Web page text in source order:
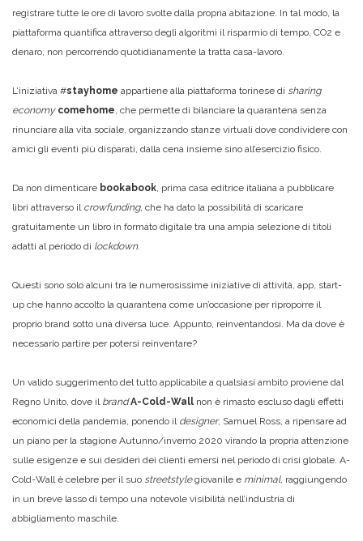
registrare tutte le ore di lavoro svolte dalla propria abitazione. In tal modo, la
piattaforma quantifica attraverso degli algoritmi il risparmio di tempo, CO2 e
denaro, non percorrendo quotidianamente la tratta casa-lavoro.
L’iniziativa #stayhome appartiene alla piattaforma torinese di sharing
economy comehome, che permette di bilanciare la quarantena senza
rinunciare alla vita sociale, organizzando stanze virtuali dove condividere con
amici gli eventi più disparati, dalla cena insieme sino all’esercizio fisico.
Da non dimenticare bookabook, prima casa editrice italiana a pubblicare
libri attraverso il crowfunding, che ha dato la possibilità di scaricare
gratuitamente un libro in formato digitale tra una ampia selezione di titoli
adatti al periodo di lockdown.
Questi sono solo alcuni tra le numerosissime iniziative di attività, app, start-
up che hanno accolto la quarantena come un’occasione per riproporre il
proprio brand sotto una diversa luce. Appunto, reinventandosi. Ma da dove è
necessario partire per potersi reinventare?
Un valido suggerimento del tutto applicabile a qualsiasi ambito proviene dal
Regno Unito, dove il brand A-Cold-Wall non è rimasto escluso dagli effetti
economici della pandemia, ponendo il designer, Samuel Ross, a ripensare ad
un piano per la stagione Autunno/inverno 2020 virando la propria attenzione
sulle esigenze e sui desideri dei clienti emersi nel periodo di crisi globale. A-
Cold-Wall è celebre per il suo streetstylegiovanile e minimal, raggiungendo
in un breve lasso di tempo una notevole visibilità nell’industria di
abbigliamento maschile.